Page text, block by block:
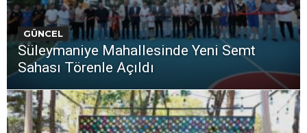
GÜNCEL
Süleymaniye Mahallesinde Yeni Semt
Sahası Törenle Açıldı